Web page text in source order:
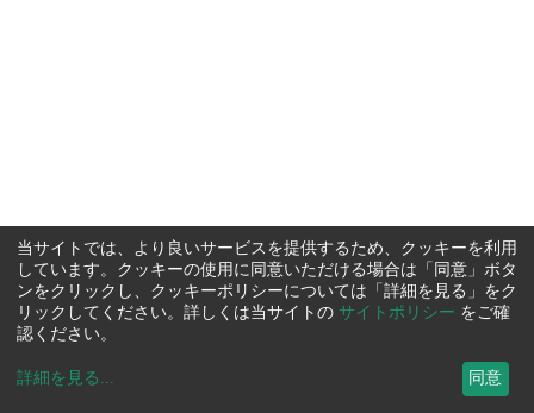
当サイトでは、より良いサービスを提供するため、クッキーを利用
しています。クッキーの使用に同意いただける場合は「同意」ボタ
ンをクリックし、クッキーポリシーについては「詳細を見る」をク
リックしてください。詳しくは当サイトの サイトポリシー をご確
認ください。
詳細を見る ... 同意